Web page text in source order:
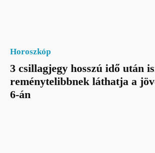
Horoszkóp
3 csillagjegy hosszú idő után
reménytelibbnek láthatja a
6-án